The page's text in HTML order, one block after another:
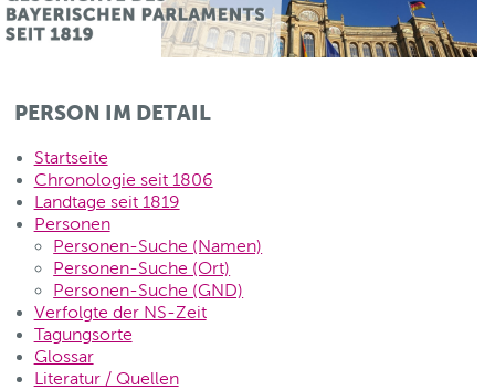
PERSON IM DETAIL
Startseite
Chronologie seit 1806
Landtage seit 1819
Personen
Personen-Suche (Namen)
Personen-Suche (Ort)
Personen-Suche (GND)
Verfolgte der NS-Zeit
Tagungsorte
Glossar
Literatur / Quellen